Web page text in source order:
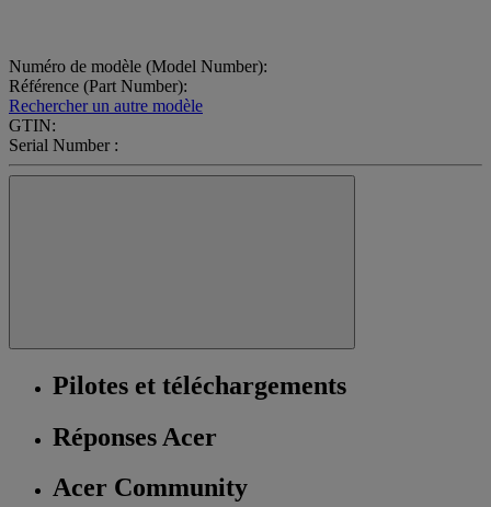
Numéro de modèle (Model Number):
Référence (Part Number):
Rechercher un autre modèle
GTIN:
Serial Number :
Pilotes et téléchargements
Réponses Acer
Acer Community